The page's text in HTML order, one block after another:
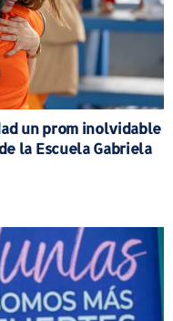
un prom inolvidable
la Escuela Gabriela